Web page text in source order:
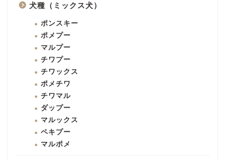
犬種（ミックス犬）
ポンスキー
ポメプー
マルプー
チワプー
チワックス
ポメチワ
チワマル
ダップー
マルックス
ペキプー
マルポメ